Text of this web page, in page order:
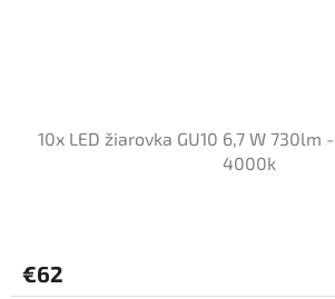
10x LED žiarovka GU10 6,7 W
4000k
€62